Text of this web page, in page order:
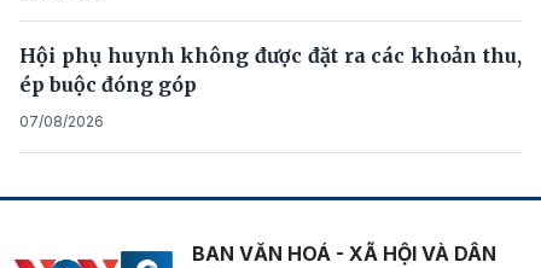
Hội phụ huynh không được đặt ra các khoản thu,
ép buộc đóng góp
07/08/2026
BAN VĂN HOÁ - XÃ HỘI VÀ DÂN